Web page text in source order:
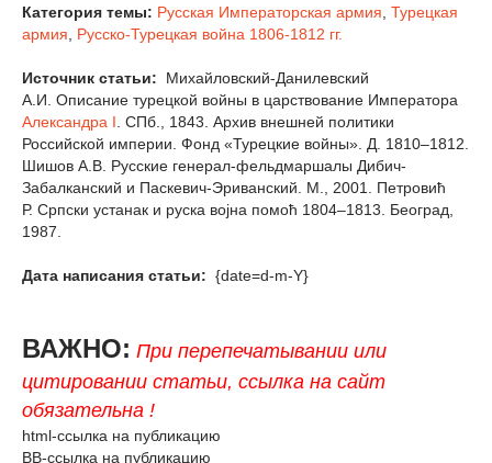
Категория темы: Русская Императорская армия Турецкая
армия
Русско-Турецкая война 1806-1812 гг.
Источник статьи:
Михайловский-Данилевский
А.И. Описание турецкой войны в царствование Императора
Александра I . СПб., 1843. Архив внешней политики
Российской империи. Фонд «Турецкие войны». Д. 1810–1812.
Шишов А.В. Русские генерал-фельдмаршалы Дибич-
Забалканский и Паскевич-Эриванский. М., 2001. Петровић
Р. Српски устанак и руска војна помоћ 1804–1813. Београд,
1987.
Дата написания статьи: {date=d-m-Y}
ВАЖНО: При перепечатывании или
цитировании статьи, ссылка на сайт
обязательна !
html-ссылка на публикацию
BB-ссылка на публикацию